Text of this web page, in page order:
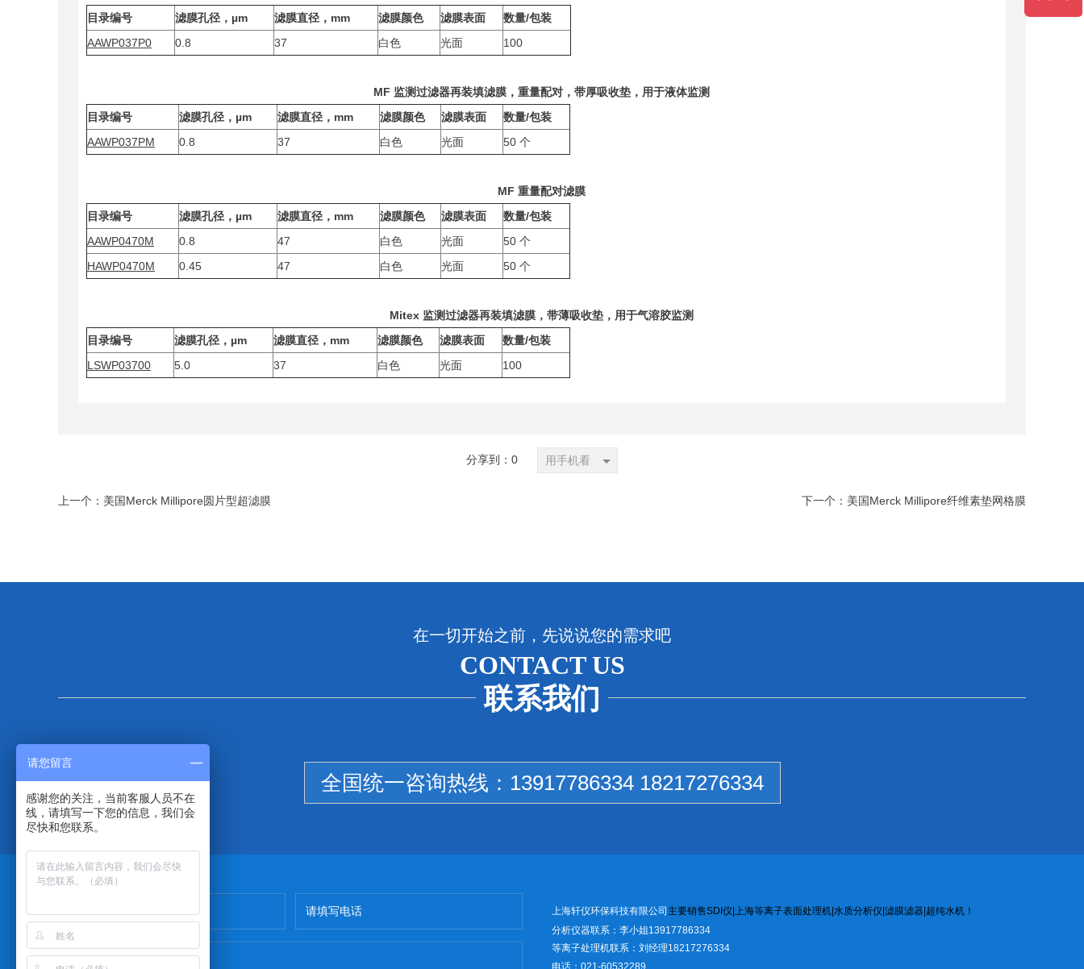
目录编号
滤膜孔径，µm 滤膜直径，mm 滤膜颜色 滤膜表面
数量/包装
AAWP037P0
0.8 37 白色 光面 100
MF 监测过滤器再装填滤膜，重量配对，带厚吸收垫，用于液体监测
目录编号
滤膜孔径，µm 滤膜直径，mm 滤膜颜色 滤膜表面
数量/包装
AAWP037PM
0.8 37 白色 光面 50 个
MF重量配对滤膜
目录编号
滤膜孔径，µm 滤膜直径，mm 滤膜颜色 滤膜表面
数量/包装
AAWP0470M
0.8 47 白色 光面
50 个
HAWP0470M
0.45 47 白色 光面 50 个
Mitex 监测过滤器再装填滤膜，带薄吸收垫，用于气溶胶监测
目录编号
滤膜孔径，µm 滤膜直径，mm 滤膜颜色 滤膜表面
数量/包装
LSWP03700
5.0 37 白色 光面 100
分享到： 0 用手机看
上一个： 美国Merck Millipore圆片型超滤膜 下一个： 美国Merck Millipore纤维素垫网格膜
在一切开始之前，先说说您的需求吧
CONTACT US
联系我们
全国统一咨询热线： 13917786334 18217276334
上海轩仪环保科技有限公司 主要销售SD 仪 上海等离子表面处理机| 水质分析仪 滤膜滤器| 超纯水机！
分析仪器联系：李小姐13917786334
等离子处理机联系：刘经理18217276334
电话：021-60532289
请您留言
感谢您的关注，当前客服人员不在
线，请填写一下您的信息，我们会
尽快和您联系。